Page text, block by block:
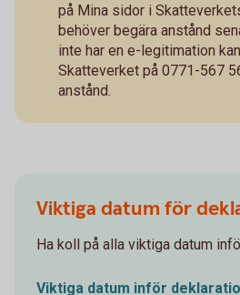
på Mina sidor i
behöver begära anstånd
inte har en e-legitimation
Skatteverket på 0771-567
anstånd.
Viktiga datum för
Ha koll på alla viktiga datum
Viktiga datum inför